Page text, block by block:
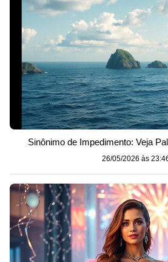
Sinônimo de Impedimento: Veja
26/05/2026 às